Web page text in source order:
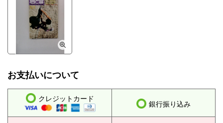
お支払いについて
クレジットカード
銀行振り込み